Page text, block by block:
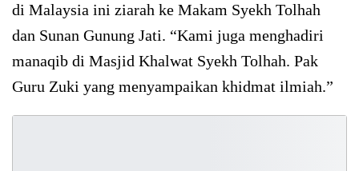
di Malaysia ini ziarah ke Makam Syekh Tolhah
dan Sunan Gunung Jati. “Kami juga menghadiri
manaqib di Masjid Khalwat Syekh Tolhah. Pak
Guru Zuki yang menyampaikan khidmat ilmiah.”